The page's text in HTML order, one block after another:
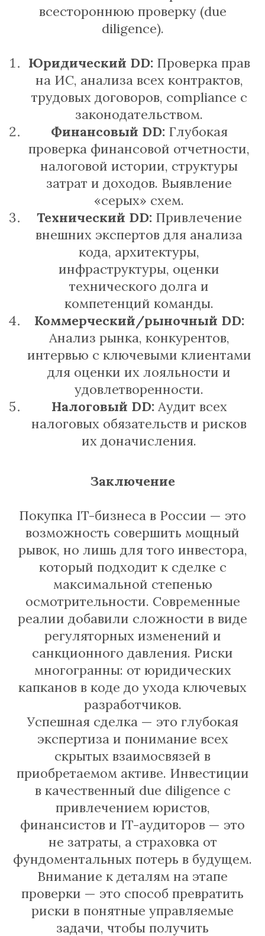
всестороннюю проверку (due
diligence).
Юридический DD: Проверка прав
на ИС, анализа всех контрактов,
трудовых договоров, compliance с
законодательством.
Финансовый DD: Глубокая
проверка финансовой отчетности,
налоговой истории, структуры
затрат и доходов. Выявление
«серых» схем.
Технический DD: Привлечение
внешних экспертов для анализа
кода, архитектуры,
инфраструктуры, оценки
технического долга и
компетенций команды.
Коммерческий/рыночный DD:
Анализ рынка, конкурентов,
интервью с ключевыми клиентами
для оценки их лояльности и
удовлетворенности.
Налоговый DD: Аудит всех
налоговых обязательств и рисков
их доначисления.
Заключение
Покупка IT-бизнеса в России — это
возможность совершить мощный
рывок, но лишь для того инвестора,
который подходит к сделке с
максимальной степенью
осмотрительности. Современные
реалии добавили сложности в виде
регуляторных изменений и
санкционного давления. Риски
многогранны: от юридических
капканов в коде до ухода ключевых
разработчиков.
Успешная сделка — это глубокая
экспертиза и понимание всех
скрытых взаимосвязей в
приобретаемом активе. Инвестиции
в качественный due diligence с
привлечением юристов,
финансистов и IT-аудиторов — это
не затраты, а страховка от
фундоментальных потерь в будущем.
Внимание к деталям на этапе
проверки — это способ превратить
риски в понятные управляемые
задачи, чтобы получить